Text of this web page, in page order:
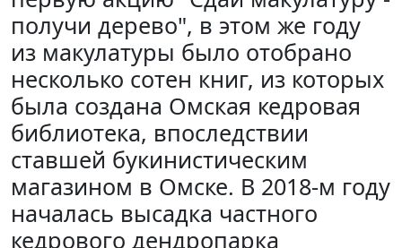
получи дерево", в этом же году
из макулатуры было отобрано
несколько сотен книг, из которых
была создана Омская кедровая
библиотека, впоследствии
ставшей букинистическим
магазином в Омске. В 2018-м году
началась высадка частного
кедрового дендропарка